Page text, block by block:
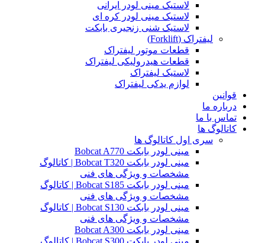
لاستیک مینی لودر ایرانی
لاستیک مینی لودر کره ای
لاستیک شنی زنجیری بابکت
لیفتراک (Forklift)
قطعات موتور لیفتراک
قطعات هیدرولیکی لیفتراک
لاستیک لیفتراک
لوازم یدکی لیفتراک
قوانین
درباره ما
تماس با ما
کاتالوگ ها
سری اول کاتالوگ ها
مینی لودر بابکت Bobcat A770
مینی لودر بابکت Bobcat T320 | کاتالوگ
مشخصات و ویژگی های فنی
مینی لودر بابکت Bobcat S185 | کاتالوگ
مشخصات و ویژگی های فنی
مینی لودر بابکت Bobcat S130 | کاتالوگ
مشخصات و ویژگی های فنی
مینی لودر بابکت Bobcat A300
مینی لودر بابکت Bobcat S300 | کاتالوگ